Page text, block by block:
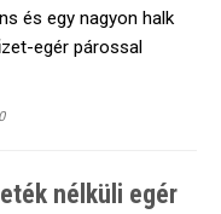
és egy nagyon halk
egér párossal
nélküli egér